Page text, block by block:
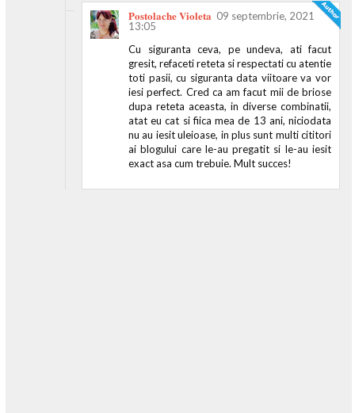
Postolache Violeta 09 septembrie, 2021
13:05
Cu siguranta ceva, pe undeva, ati facut
gresit, refaceti reteta si respectati cu atentie
toti pasii, cu siguranta data viitoare va vor
iesi perfect. Cred ca am facut mii de briose
dupa reteta aceasta, in diverse combinatii,
atat eu cat si fiica mea de 13 ani, niciodata
nu au iesit uleioase, in plus sunt multi cititori
ai blogului care le-au pregatit si le-au iesit
exact asa cum trebuie. Mult succes!